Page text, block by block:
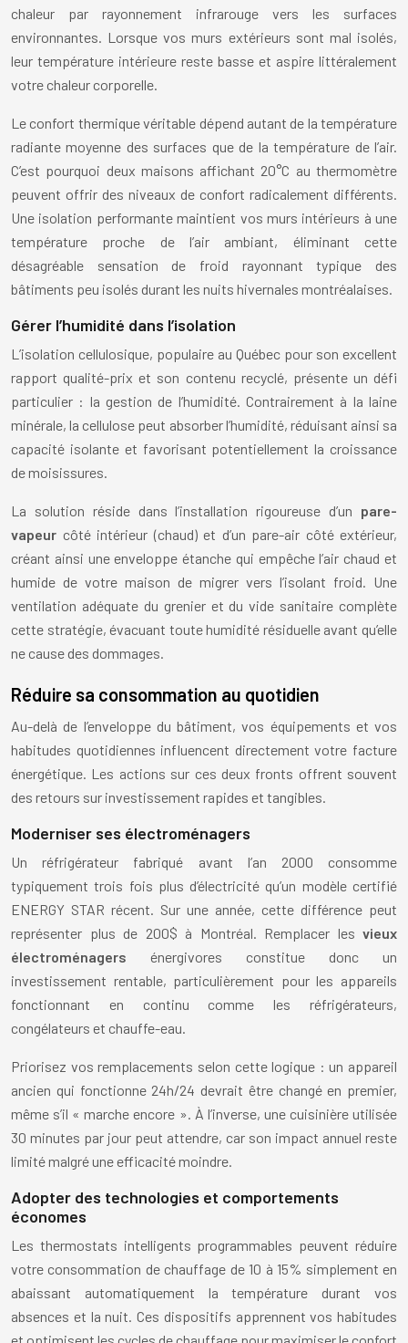
chaleur par rayonnement infrarouge vers les surfaces
environnantes. Lorsque vos murs extérieurs sont mal isolés,
leur température intérieure reste basse et aspire littéralement
votre chaleur corporelle.
Le confort thermique véritable dépend autant de la température
radiante moyenne des surfaces que de la température de l’air.
C’est pourquoi deux maisons affichant 20°C au thermomètre
peuvent offrir des niveaux de confort radicalement différents.
Une isolation performante maintient vos murs intérieurs à une
température proche de l’air ambiant, éliminant cette
désagréable sensation de froid rayonnant typique des
bâtiments peu isolés durant les nuits hivernales montréalaises.
Gérer l’humidité dans l’isolation
L’isolation cellulosique, populaire au Québec pour son excellent
rapport qualité-prix et son contenu recyclé, présente un défi
particulier : la gestion de l’humidité. Contrairement à la laine
minérale, la cellulose peut absorber l’humidité, réduisant ainsi sa
capacité isolante et favorisant potentiellement la croissance
de moisissures.
La solution réside dans l’installation rigoureuse d’un pare-
vapeur côté intérieur (chaud) et d’un pare-air côté extérieur,
créant ainsi une enveloppe étanche qui empêche l’air chaud et
humide de votre maison de migrer vers l’isolant froid. Une
ventilation adéquate du grenier et du vide sanitaire complète
cette stratégie, évacuant toute humidité résiduelle avant qu’elle
ne cause des dommages.
Réduire sa consommation au quotidien
Au-delà de l’enveloppe du bâtiment, vos équipements et vos
habitudes quotidiennes influencent directement votre facture
énergétique. Les actions sur ces deux fronts offrent souvent
des retours sur investissement rapides et tangibles.
Moderniser ses électroménagers
Un réfrigérateur fabriqué avant l’an 2000 consomme
typiquement trois fois plus d’électricité qu’un modèle certifié
ENERGY STAR récent. Sur une année, cette différence peut
représenter plus de 200$ à Montréal. Remplacer les vieux
électroménagers énergivores constitue donc un
investissement rentable, particulièrement pour les appareils
fonctionnant en continu comme les réfrigérateurs,
congélateurs et chauffe-eau.
Priorisez vos remplacements selon cette logique : un appareil
ancien qui fonctionne 24h/24 devrait être changé en premier,
même s’il « marche encore ». À l’inverse, une cuisinière utilisée
30 minutes par jour peut attendre, car son impact annuel reste
limité malgré une efficacité moindre.
Adopter des technologies et comportements
économes
Les thermostats intelligents programmables peuvent réduire
votre consommation de chauffage de 10 à 15% simplement en
abaissant automatiquement la température durant vos
absences et la nuit. Ces dispositifs apprennent vos habitudes